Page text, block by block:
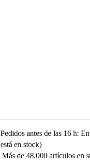
Pedidos antes de las 16 h:
está en stock)
Más de 48.000 artículos en